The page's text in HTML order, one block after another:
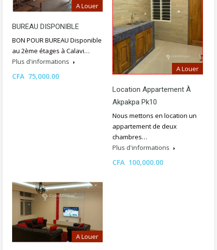
A Louer
BUREAU DISPONIBLE
BON POUR BUREAU Disponible
au 2ème étages à Calavi…
Plus d'informations
CFA 75,000.00
A Louer
Location Appartement À
Akpakpa Pk10
Nous mettons en location un
appartement de deux
chambres…
Plus d'informations
CFA 100,000.00
A Louer